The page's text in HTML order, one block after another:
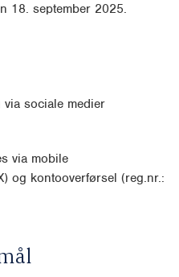
18. september 2025.
sociale medier
via mobile
og kontooverførsel (reg.nr.: